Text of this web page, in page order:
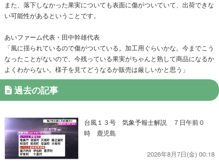
また、落下しなかった果実についても表面に傷がついていて、出荷できな
い可能性があるということです。
あいファーム代表・田中幹雄代表
「風に揺られているので傷がついている。加工用ぐらいかな。今までこう
なったことがないので、今残っている果実がちゃんと熟して商品になるか
よくわからない。様子を見てどうなるか販売は厳しいかと思う」
過去の記事
台風１３号 気象予報士解説 ７日午前０
時 鹿児島
2026年8月7日(金) 00:18